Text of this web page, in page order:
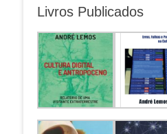
Livros Publicados